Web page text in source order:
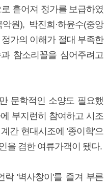
흩어져 정가를 보급하였
원), 박진희·하윤수(중앙
가의 이해가 절대 부족한
참소리꼴을 심어주려고
문학적인 소양도 필요했
부지런히 참여하고 시조
간 현대시조에 '종이학'으
을 겸한 여류가객이 됐다.
락 '벽사창이'를 즐겨 부른